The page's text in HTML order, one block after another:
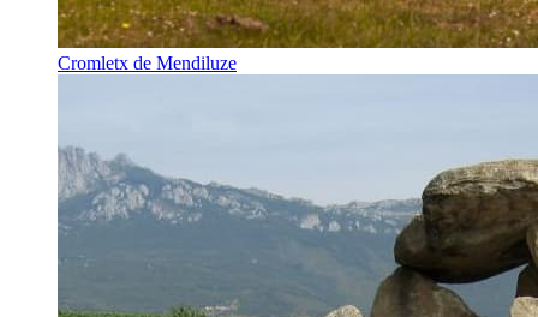
Cromletx de Mendiluze